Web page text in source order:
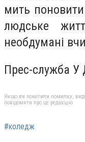
мить
людське
необдумані
Прес-служба У
Якщо ви помітили помилку,
повідомити про це редакцію
#коледж